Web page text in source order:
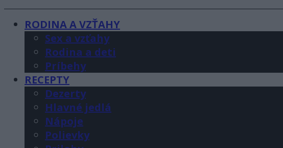
RODINA A VZŤAHY
Sex a vzťahy
Rodina a deti
Príbehy
RECEPTY
Dezerty
Hlavné jedlá
Nápoje
Polievky